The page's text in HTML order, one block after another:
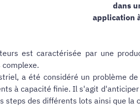
dans
application
est caractérisée par une
a été considéré un problème
à capacité finie. Il s'agit
steps des différents lots ainsi que la